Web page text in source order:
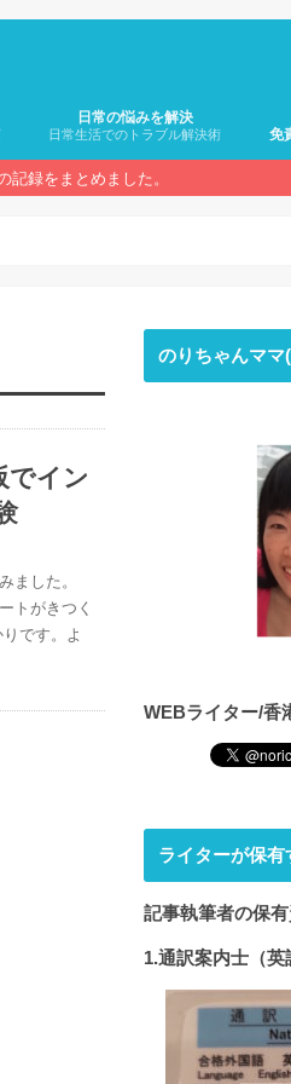
日常の悩みを解決
日常生活でのトラブル解決術 免
録をまとめました。
でイン
ました。
トがきつく
です。よ
のりちゃんママ
WEBライター/香
ライターが保有
記事執筆者の保
1.通訳案内士（英